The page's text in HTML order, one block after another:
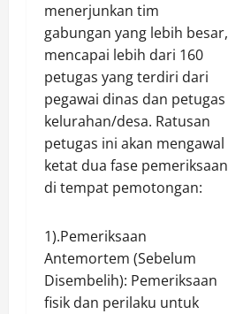
menerjunkan tim
gabungan yang lebih besar,
mencapai lebih dari 160
petugas yang terdiri dari
pegawai dinas dan petugas
kelurahan/desa. Ratusan
petugas ini akan mengawal
ketat dua fase pemeriksaan
di tempat pemotongan:
1).​Pemeriksaan
Antemortem (Sebelum
Disembelih): Pemeriksaan
fisik dan perilaku untuk